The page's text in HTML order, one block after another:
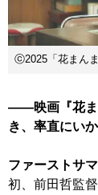
ⓒ2025「花まん
――映画『花ま
き、率直にい
ファーストサ
初、前田哲監